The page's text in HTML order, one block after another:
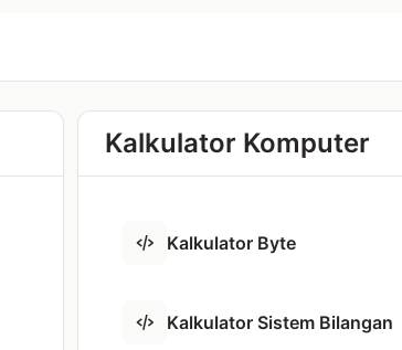
Kalkulator Komputer
Kalkulator Byte
Kalkulator Sistem Bilangan